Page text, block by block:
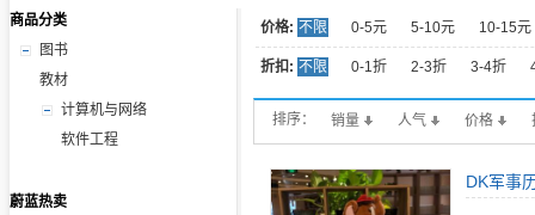
商品分类
图书
教材
计算机与网络
软件工程
蔚蓝热卖
价格: 不限 0-5元 5-10元 10-15元
折扣: 不限 0-1折 2-3折 3-4折
排序： 销量 人气 价格
DK军事